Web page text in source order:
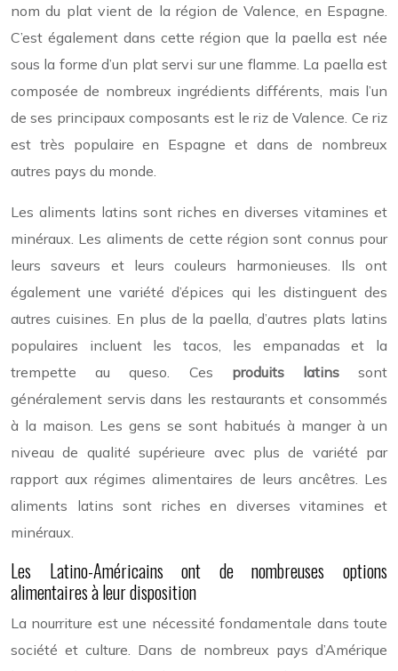
nom du plat vient de la région de Valence, en Espagne.
C’est également dans cette région que la paella est née
sous la forme d’un plat servi sur une flamme. La paella est
composée de nombreux ingrédients différents, mais l’un
de ses principaux composants est le riz de Valence. Ce riz
est très populaire en Espagne et dans de nombreux
autres pays du monde.
Les aliments latins sont riches en diverses vitamines et
minéraux. Les aliments de cette région sont connus pour
leurs saveurs et leurs couleurs harmonieuses. Ils ont
également une variété d’épices qui les distinguent des
autres cuisines. En plus de la paella, d’autres plats latins
populaires incluent les tacos, les empanadas et la
trempette au queso. Ces produits latinssont
généralement servis dans les restaurants et consommés
à la maison. Les gens se sont habitués à manger à un
niveau de qualité supérieure avec plus de variété par
rapport aux régimes alimentaires de leurs ancêtres. Les
aliments latins sont riches en diverses vitamines et
minéraux.
Les Latino-Américains ont de nombreuses options
alimentaires à leur disposition
La nourriture est une nécessité fondamentale dans toute
société et culture. Dans de nombreux pays d’Amérique